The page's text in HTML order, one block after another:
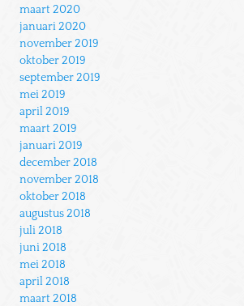
maart 2020
januari 2020
november 2019
oktober 2019
september 2019
mei 2019
april 2019
maart 2019
januari 2019
december 2018
november 2018
oktober 2018
augustus 2018
juli 2018
juni 2018
mei 2018
april 2018
maart 2018